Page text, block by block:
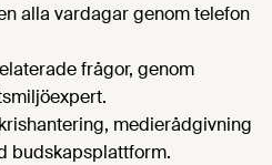
alla vardagar genom telefon
frågor, genom
medierådgivning
budskapsplattform.